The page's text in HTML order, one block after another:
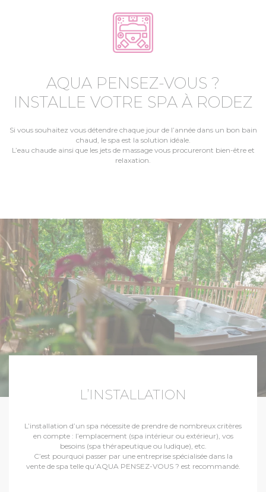
AQUA PENSEZ-VOUS ?
INSTALLE VOTRE SPA À RODEZ
Si vous souhaitez vous détendre chaque jour de l’année dans un bon bain
chaud, le spa est la solution idéale.
L’eau chaude ainsi que les jets de massage vous procureront bien-être et
relaxation.
L’INSTALLATION
L’installation d’un spa nécessite de prendre de nombreux critères
en compte : l’emplacement (spa intérieur ou extérieur), vos
besoins (spa thérapeutique ou ludique), etc.
C’est pourquoi passer par une entreprise spécialisée dans la
vente de spa telle qu’AQUA PENSEZ-VOUS ? est recommandé.